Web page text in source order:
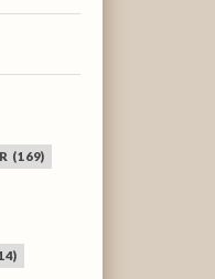
(169)